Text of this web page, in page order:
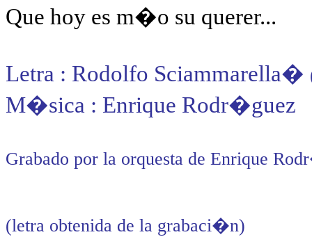
Que hoy es m�o su querer...
Letra : Rodolfo Sciammarella�
M�sica : Enrique Rodr�guez
Grabado por la orquesta de Enrique
(letra obtenida de la grabaci�n)